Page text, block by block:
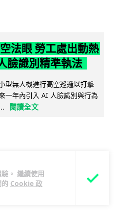
。 繼續使用
Cookie 政
法眼 勞工處出動熱
臉識別精準執法
型無人機進行高空巡邏以打擊
一年內引入 AI 人臉識別與行為
閱讀全文